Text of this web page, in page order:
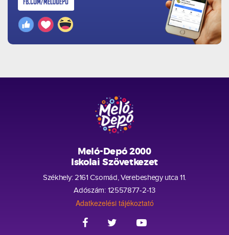
Meló-Depó 2000
Iskolai Szövetkezet
Székhely: 2161 Csomád, Verebeshegy utca 11.
Adószám: 12557877-2-13
Adatkezelési tájékoztató